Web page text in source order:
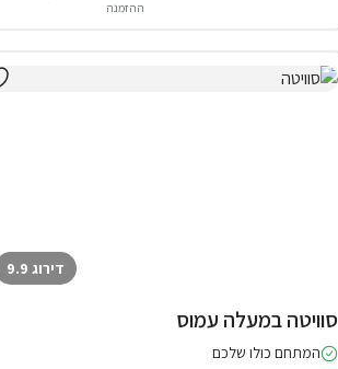
ההזמנה
דירוג 9.9
סוויטה במעלה עמוס
המתחם כולו שלכם